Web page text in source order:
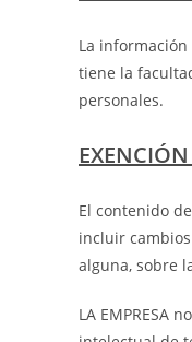
La información
tiene la
personales.
El contenido
incluir
alguna, sobre
LA EMPRESA